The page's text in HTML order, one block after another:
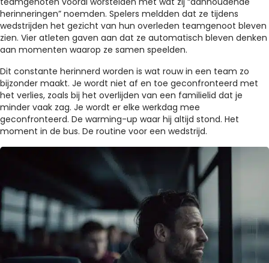
herinneringen” noemden. Spelers meldden dat ze tijdens
wedstrijden het gezicht van hun overleden teamgenoot bleven
zien. Vier atleten gaven aan dat ze automatisch bleven denken
aan momenten waarop ze samen speelden.
Dit constante herinnerd worden is wat rouw in een team zo
bijzonder maakt. Je wordt niet af en toe geconfronteerd met
het verlies, zoals bij het overlijden van een familielid dat je
minder vaak zag. Je wordt er elke werkdag mee
geconfronteerd. De warming-up waar hij altijd stond. Het
moment in de bus. De routine voor een wedstrijd.